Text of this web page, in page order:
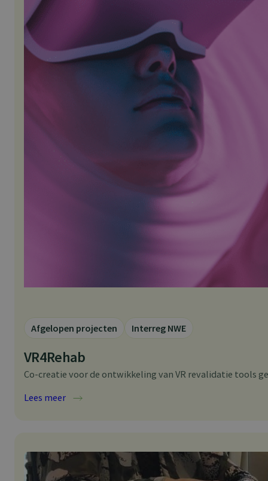
Afgelopen projecten Interreg NWE
VR4Rehab
Co-creatie voor de ontwikkeling van VR revalidatie tools
Lees meer: